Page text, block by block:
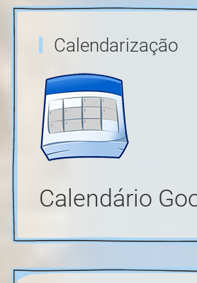
Calendarização
Calendário